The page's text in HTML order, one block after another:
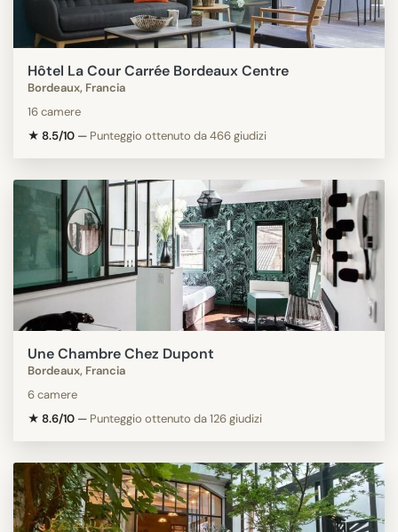
Hôtel La Cour Carrée Bordeaux Centre
Bordeaux, Francia
16 camere
★ 8.5/10 — Punteggio ottenuto da 466 giudizi
Une Chambre Chez Dupont
Bordeaux, Francia
6 camere
★ 8.6/10 — Punteggio ottenuto da 126 giudizi